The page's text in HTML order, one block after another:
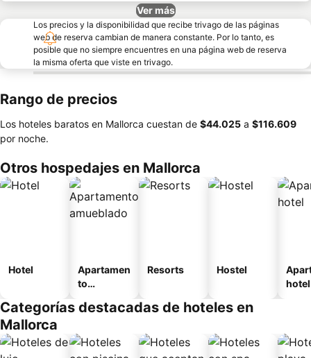
Ver más
Los precios y la disponibilidad que recibe trivago de las páginas
web de reserva cambian de manera constante. Por lo tanto, es
posible que no siempre encuentres en una página web de reserva
la misma oferta que viste en trivago.
Rango de precios
Los hoteles baratos en Mallorca cuestan de ‎$44.025 a ‎$116.609
por noche.
Otros hospedajes en Mallorca
Hotel
Apartamen
to
o
Resorts Hostel
hotel
Categorías destacadas de hoteles en
Mallorca